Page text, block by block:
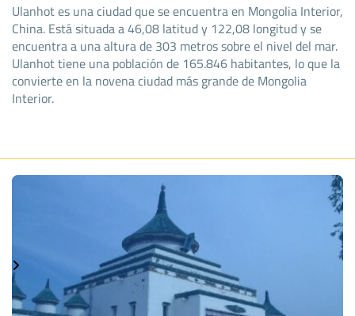
Ulanhot es una ciudad que se encuentra en Mongolia Interior,
China. Está situada a 46,08 latitud y 122,08 longitud y se
encuentra a una altura de 303 metros sobre el nivel del mar.
Ulanhot tiene una población de 165.846 habitantes, lo que la
convierte en la novena ciudad más grande de Mongolia
Interior.